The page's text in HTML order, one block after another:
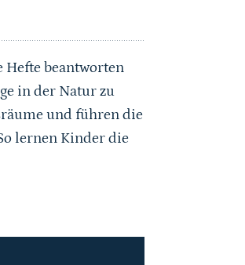
Hefte beantworten
in der Natur zu
und führen die
lernen Kinder die